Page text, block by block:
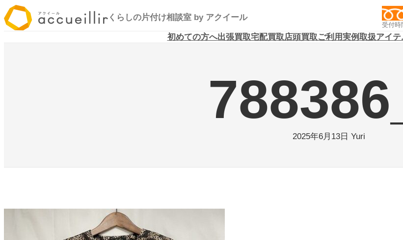
内
容
くらしの片付け相談室 by アクイール
受付時
初めての方へ出張買取宅配買取店頭買取ご利用実例取扱アイテ
2025年6月13日 Yuri